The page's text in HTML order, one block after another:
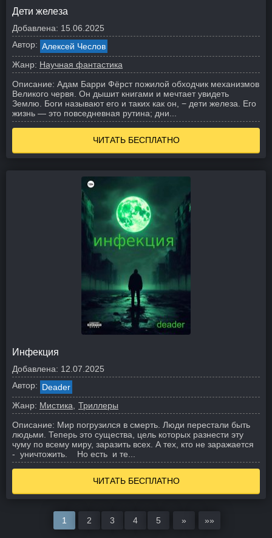
Дети железа
Добавлена: 15.06.2025
Автор: Алексей Чеслов
Жанр: Научная фантастика
Описание: Адам Барри Фёрст пожилой обходчик механизмов
Великого червя. Он дышит книгами и мечтает увидеть
Землю. Боги называют его и таких как он, − дети железа. Его
жизнь — это повседневная рутина; дни...
ЧИТАТЬ БЕСПЛАТНО
Инфекция
Добавлена: 12.07.2025
Автор: Deader
Жанр: Мистика
Триллеры
Описание: Мир погрузился в смерть. Люди перестали быть
людьми. Теперь это существа, цель которых разнести эту
чуму по всему миру, заразить всех. А тех, кто не заражается
- уничтожить. Но есть и те...
ЧИТАТЬ БЕСПЛАТНО
1 2 3 4 5 » »»